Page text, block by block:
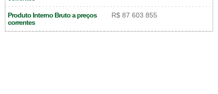
Produto Interno Bruto a preços
correntes
R$ 87 603 855